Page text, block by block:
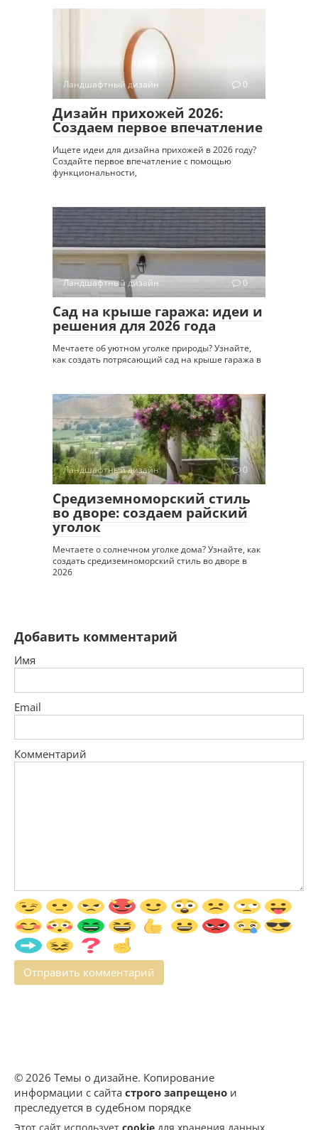
Ландшафтный дизайн 0
Дизайн прихожей 2026:
Создаем первое впечатление
Ищете идеи для дизайна прихожей в 2026 году?
Создайте первое впечатление с помощью
функциональности,
Ландшафтный дизайн 0
Сад на крыше гаража: идеи и
решения для 2026 года
Мечтаете об уютном уголке природы? Узнайте,
как создать потрясающий сад на крыше гаража в
Ландшафтный дизайн 0
Средиземноморский стиль
во дворе: создаем райский
уголок
Мечтаете о солнечном уголке дома? Узнайте, как
создать средиземноморский стиль во дворе в
2026
Добавить комментарий
Имя
Email
Комментарий
© 2026 Темы о дизайне. Копирование
информации с сайта строго запрещено и
преследуется в судебном порядке